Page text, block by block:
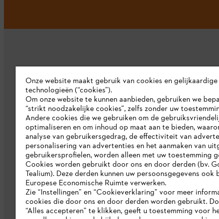
Bedrijf
Over ons
Pers
Werken bij STIHL
Duurzaamheid
STIHL rapportagesysteem
Catalogus
Onze website maakt gebruik van cookies en gelijkaardige
technologieën (“cookies”).
Om onze website te kunnen aanbieden, gebruiken we
“strikt noodzakelijke cookies”, zelfs zonder uw
Andere cookies die we gebruiken om de
optimaliseren en om inhoud op maat aan te bieden,
analyse van gebruikersgedrag, de effectiviteit van
personalisering van advertenties en het aanmaken van
gebruikersprofielen, worden alleen met uw toestemming
Cookies worden gebruikt door ons en door derden (bv.
Tealium). Deze derden kunnen uw persoonsgegevens ook
Europese Economische Ruimte verwerken.
Zie “Instellingen” en “Cookieverklaring” voor meer
cookies die door ons en door derden worden gebruikt.
“Alles accepteren” te klikken, geeft u toestemming voor